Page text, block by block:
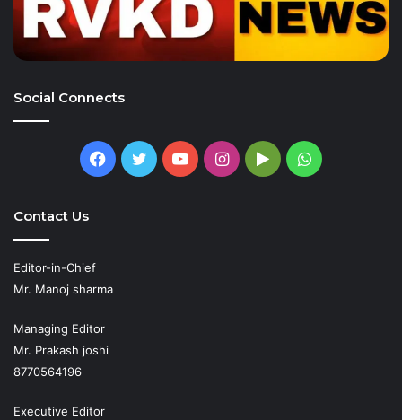
Social Connects
Facebook
TwitterYouTubeInstagram
GoogleWhatsApp
Contact Us
Editor-in-Chief
Mr. Manoj sharma
Managing Editor
Mr. Prakash joshi
8770564196
Executive Editor